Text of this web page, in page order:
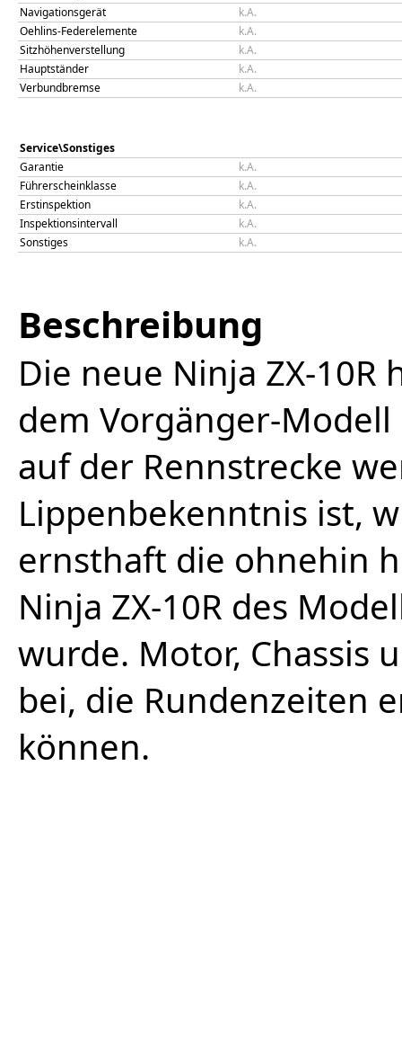
Navigationsgerät
k.A.
Oehlins-Federelemente
k.A.
Sitzhöhenverstellung
k.A.
Hauptständer
k.A.
Verbundbremse
k.A.
Service\Sonstiges
Garantie
k.A.
Führerscheinklasse
k.A.
Erstinspektion
k.A.
Inspektionsintervall
k.A.
Sonstiges
k.A.
Beschreibung
Die neue Ninja ZX-
dem Vorgänger-
auf der Rennstrecke
Lippenbekenntnis ist,
ernsthaft die ohnehin
Ninja ZX-10R des
wurde. Motor, Chassis
bei, die Rundenzeiten
können.